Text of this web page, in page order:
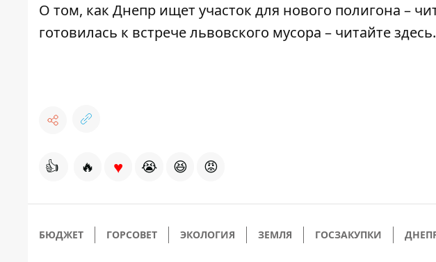
О том, как Днепр ищет участок для нового полигона –
готовилась к встрече львовского мусора – читайтездесь.
👍 🔥 ♥ 😭 😆 😡
БЮДЖЕТ ГОРСОВЕТ ЭКОЛОГИЯ ЗЕМЛЯ ГОСЗАКУПКИ